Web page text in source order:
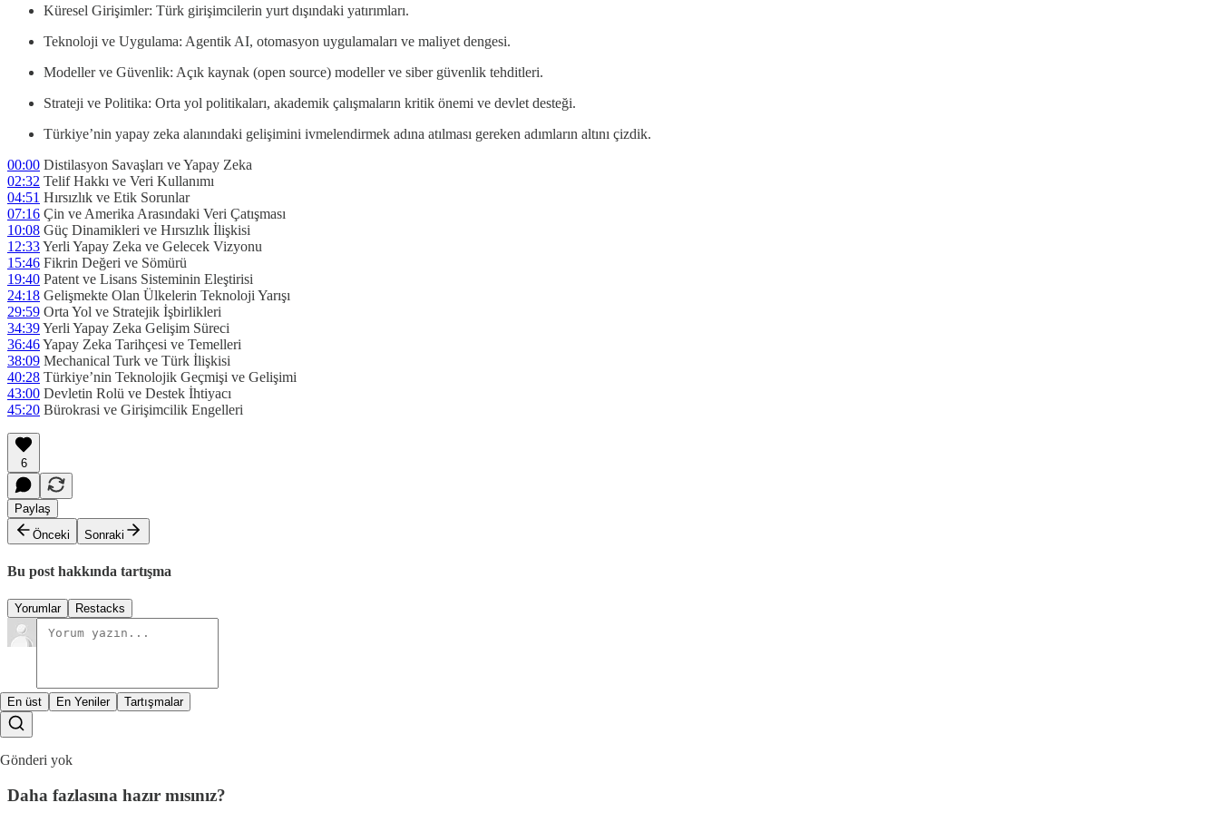
Küresel Girişimler: Türk girişimcilerin yurt dışındaki yatırımları.
Teknoloji ve Uygulama: Agentik AI, otomasyon uygulamaları ve maliyet dengesi.
Modeller ve Güvenlik: Açık kaynak (open source) modeller ve siber güvenlik tehditleri.
Strateji ve Politika: Orta yol politikaları, akademik çalışmaların kritik önemi ve devlet desteği.
Türkiye’nin yapay zeka alanındaki gelişimini ivmelendirmek adına atılması gereken adımların altını çizdik.
00:00 Distilasyon Savaşları ve Yapay Zeka
02:32 Telif Hakkı ve Veri Kullanımı
04:51 Hırsızlık ve Etik Sorunlar
07:16 Çin ve Amerika Arasındaki Veri Çatışması
10:08 Güç Dinamikleri ve Hırsızlık İlişkisi
12:33Yerli Yapay Zeka ve Gelecek Vizyonu
15:46 Fikrin Değeri ve Sömürü
19:40 Patent ve Lisans Sisteminin Eleştirisi
24:18 Gelişmekte Olan Ülkelerin Teknoloji Yarışı
29:59 Orta Yol ve Stratejik İşbirlikleri
34:39Yerli Yapay Zeka Gelişim Süreci
36:46Yapay Zeka Tarihçesi ve Temelleri
38:09 Mechanical Turk ve Türk İlişkisi
40:28 Türkiye’nin Teknolojik Geçmişi ve Gelişimi
43:00 Devletin Rolü ve Destek İhtiyacı
45:20 Bürokrasi ve Girişimcilik Engelleri
6
Paylaş
Önceki
Sonraki
Bu post hakkında tartışma
Yorumlar Restacks
En üst En Yeniler Tartışmalar
Gönderi yok
Daha fazlasına hazır mısınız?